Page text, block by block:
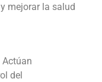
y mejorar la salud
Actúan
del